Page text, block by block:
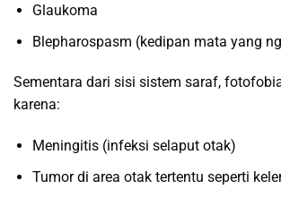
Glaukoma
Blepharospasm (kedipan mata yang
Sementara dari sisi sistem saraf,
karena:
Meningitis (infeksi selaput otak)
Tumor di area otak tertentu seperti